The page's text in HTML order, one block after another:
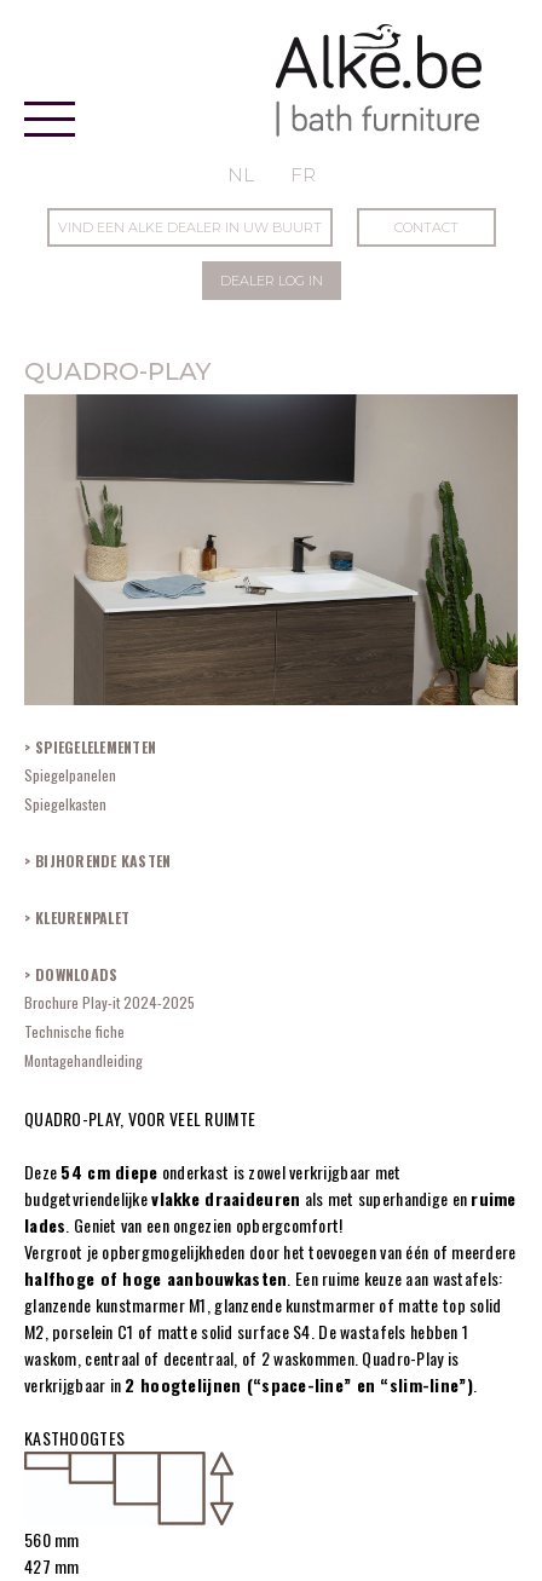
NL FR
VIND EEN ALKE DEALER IN UW BUURT CONTACT
DEALER LOG IN
QUADRO-PLAY
SPIEGELELEMENTEN
Spiegelpanelen
Spiegelkasten
BIJHORENDE KASTEN
KLEURENPALET
DOWNLOADS
Brochure Play-it 2024-2025
Technische fiche
Montagehandleiding
QUADRO-PLAY, VOOR VEEL RUIMTE
Deze54 cm diepe onderkast is zowel verkrijgbaar met
budgetvriendelijkevlakke draaideuren als met superhandige enruime
lades . Geniet van een ongezien opbergcomfort!
Vergroot je opbergmogelijkheden door het toevoegen van één of meerdere
halfhoge of hoge aanbouwkasten . Een ruime keuze aan wastafels:
glanzende kunstmarmer M1, glanzende kunstmarmer of matte top solid
M2, porselein C1 of matte solid surface S4. De wastafels hebben 1
waskom, centraal of decentraal, of 2 waskommen. Quadro-Play is
verkrijgbaar in2 hoogtelijnen (“space-line” en “slim-line”).
KASTHOOGTES
560 mm
427 mm